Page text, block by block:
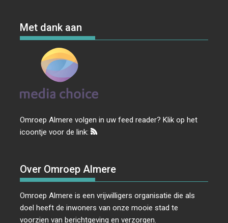
Met dank aan
Omroep Almere volgen in uw feed reader? Klik op het
icoontje voor de link:
Over Omroep Almere
Omroep Almere is een vrijwilligers organisatie die als
doel heeft de inwoners van onze mooie stad te
voorzien van berichtgeving en verzorgen.